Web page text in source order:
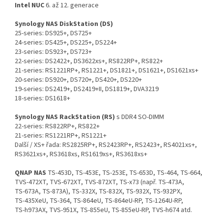
Intel NUC6. až 12. generace
Synology NAS DiskStation (DS)
25‑series: DS925+, DS725+
24‑series: DS425+, DS225+, DS224+
23‑series: DS923+, DS723+
22‑series: DS2422+, DS3622xs+, RS822RP+, RS822+
21‑series: RS1221RP+, RS1221+, DS1821+, DS1621+, DS1621xs+
20‑series: DS920+, DS720+, DS420+, DS220+
19‑series: DS2419+, DS2419+II, DS1819+, DVA3219
18‑series: DS1618+
Synology NAS RackStation (RS) s DDR4 SO‑DIMM
22‑series: RS822RP+, RS822+
21‑series: RS1221RP+, RS1221+
Další / XS+ řada: RS2825RP+, RS2423RP+, RS2423+, RS4021xs+,
RS3621xs+, RS3618xs, RS1619xs+, RS3618xs+
QNAP NAS TS‑453D, TS‑453E, TS‑253E, TS‑653D, TS‑464, TS‑664,
TVS‑472XT, TVS‑672XT, TVS‑872XT, TS‑x73 (např. TS‑473A,
TS‑673A, TS‑873A), TS‑332X, TS‑832X, TS‑932X, TS‑932PX,
TS‑435XeU, TS‑364, TS‑864eU, TS‑864eU‑RP, TS‑1264U‑RP,
TS‑h973AX, TVS‑951X, TS‑855eU, TS‑855eU‑RP, TVS‑h674 atd.